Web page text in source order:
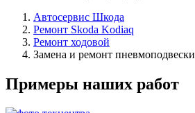
Автосервис Шкода
Ремонт Skoda Kodiaq
Ремонт ходовой
Замена и ремонт пневмоподвески
Примеры наших работ